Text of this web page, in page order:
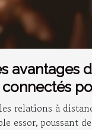
avantages
relations à
essor, poussant